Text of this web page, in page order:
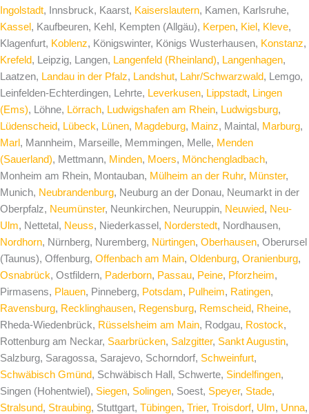
Ingolstadt, Innsbruck, Kaarst, Kaiserslautern, Kamen, Karlsruhe,
Kassel , Kaufbeuren, Kehl, Kempten (Allgäu), Kerpen, Kiel , Kleve,
Klagenfurt, Koblenz, Königswinter, Königs Wusterhausen, Konstanz,
Krefeld, Leipzig, Langen, Langenfeld (Rheinland), Langenhagen,
Laatzen, Landau in der Pfalz, Landshut, Lahr/Schwarzwald, Lemgo,
Leinfelden-Echterdingen, Lehrte, Leverkusen, Lippstadt, Lingen
(Ems), Löhne, Lörrach, Ludwigshafen am Rhein, Ludwigsburg,
Lüdenscheid, Lübeck, Lünen, Magdeburg, Mainz, Maintal, Marburg,
Marl , Mannheim, Marseille, Memmingen, Melle, Menden
(Sauerland), Mettmann, Minden, Moers, Mönchengladbach,
Monheim am Rhein, Montauban, Mülheim an der Ruhr, Münster,
Munich, Neubrandenburg, Neuburg an der Donau, Neumarkt in der
Oberpfalz, Neumünster, Neunkirchen, Neuruppin, Neuwied, Neu-
Ulm, Nettetal, Neuss, Niederkassel, Norderstedt, Nordhausen,
Nordhorn, Nürnberg, Nuremberg, Nürtingen, Oberhausen, Oberursel
(Taunus), Offenburg, Offenbach am Main, Oldenburg, Oranienburg,
Osnabrück, Ostfildern, Paderborn, Passau, Peine, Pforzheim,
Pirmasens, Plauen, Pinneberg, Potsdam, Pulheim, Ratingen,
Ravensburg, Recklinghausen, Regensburg, Remscheid, Rheine,
Rheda-Wiedenbrück, Rüsselsheim am Main, Rodgau, Rostock,
Rottenburg am Neckar, Saarbrücken, Salzgitter, Sankt Augustin,
Salzburg, Saragossa, Sarajevo, Schorndorf, Schweinfurt,
Schwäbisch Gmünd, Schwäbisch Hall, Schwerte, Sindelfingen,
Singen (Hohentwiel), Siegen, Solingen, Soest, Speyer, Stade,
Stralsund, Straubing, Stuttgart, Tübingen, Trier, Troisdorf, Ulm, Unna,